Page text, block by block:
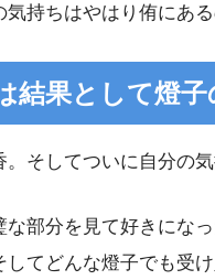
持ちはやはり侑にある
結果として燈
そしてついに自分の気
部分を見て好きにな
てどんな燈子でも受